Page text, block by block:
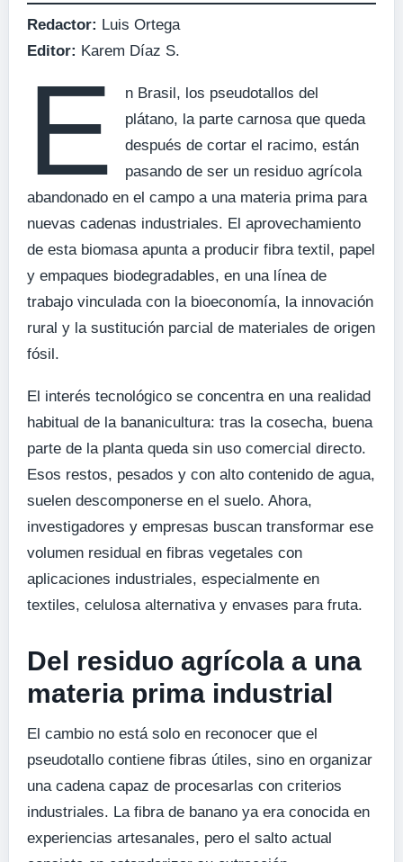
Redactor: Luis Ortega
Editor: Karem Díaz S.
E
n Brasil, los pseudotallos del
plátano, la parte carnosa que queda
después de cortar el racimo, están
pasando de ser un residuo agrícola
abandonado en el campo a una materia prima para
nuevas cadenas industriales. El aprovechamiento
de esta biomasa apunta a producir fibra textil, papel
y empaques biodegradables, en una línea de
trabajo vinculada con la bioeconomía, la innovación
rural y la sustitución parcial de materiales de origen
fósil.
El interés tecnológico se concentra en una realidad
habitual de la bananicultura: tras la cosecha, buena
parte de la planta queda sin uso comercial directo.
Esos restos, pesados y con alto contenido de agua,
suelen descomponerse en el suelo. Ahora,
investigadores y empresas buscan transformar ese
volumen residual en fibras vegetales con
aplicaciones industriales, especialmente en
textiles, celulosa alternativa y envases para fruta.
Del residuo agrícola a una
materia prima industrial
El cambio no está solo en reconocer que el
pseudotallo contiene fibras útiles, sino en organizar
una cadena capaz de procesarlas con criterios
industriales. La fibra de banano ya era conocida en
experiencias artesanales, pero el salto actual